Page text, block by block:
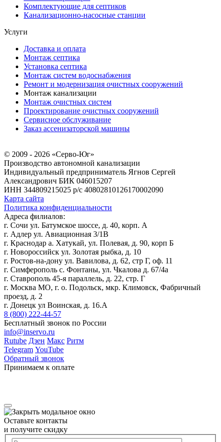
Комплектующие для септиков
Канализационно-насосные станции
Услуги
Доставка и оплата
Монтаж септика
Установка септика
Монтаж систем водоснабжения
Ремонт и модернизация очистных сооружений
Монтаж канализации
Монтаж очистных систем
Проектирование очистных сооружений
Сервисное обслуживание
Заказ ассенизаторской машины
© 2009 - 2026 «Серво-Юг»
Производство автономной канализации
Индивидуальный предприниматель Ягнов Сергей
Александрович БИК 046015207
ИНН 344809215025 р/с 40802810126170002090
Карта сайта
Политика конфиденциальности
Адреса филиалов:
г. Сочи ул. Батумское шоссе, д. 40, корп. А
г. Адлер ул. Авиационная 3/1В
г. Краснодар а. Хатукай, ул. Полевая, д. 90, корп Б
г. Новороссийск ул. Золотая рыбка, д. 10
г. Ростов-на-дону ул. Вавилова, д. 62, стр Г, оф. 11
г. Симферополь с. Фонтаны, ул. Чкалова д. 67/4а
г. Ставрополь 45-я параллель, д. 22, стр. Г
г. Москва МО, г. о. Подольск, мкр. Климовск, Фабричный
проезд, д. 2
г. Донецк ул Воинская, д. 16.А
8 (800) 222-44-57
Бесплатный звонок по России
info@inservo.ru
Rutube Дзен Макс Ритм
Telegram YouTube
Обратный звонок
Принимаем к оплате
Оставьте контакты
и получите скидку